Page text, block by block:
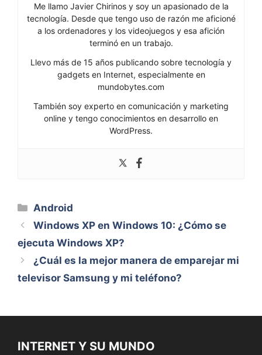
Me llamo Javier Chirinos y soy un apasionado de la
tecnología. Desde que tengo uso de razón me aficioné
a los ordenadores y los videojuegos y esa afición
terminó en un trabajo.
Llevo más de 15 años publicando sobre tecnología y
gadgets en Internet, especialmente en
mundobytes.com
También soy experto en comunicación y marketing
online y tengo conocimientos en desarrollo en
WordPress.
Categorías
Android
Windows XP en Windows 10: ¿Cómo se
ejecuta Windows XP?
¿Cuál es la mejor manera de emparejar mi
televisor Samsung y mi teléfono?
INTERNET Y SU MUNDO